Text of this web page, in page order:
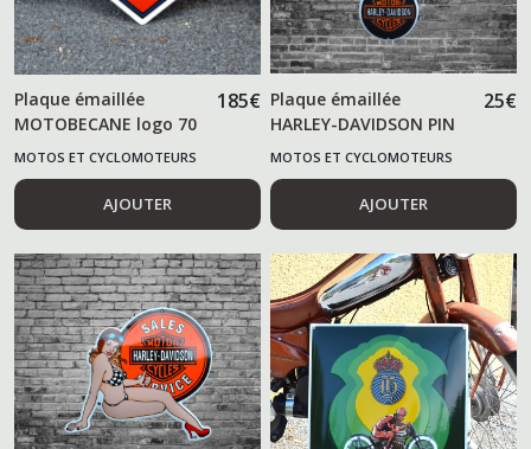
Plaque émaillée
MOTOBECANE logo 70
cm
185€
MOTOS ET CYCLOMOTEURS
AJOUTER
Plaque émaillée
HARLEY-DAVIDSON PIN
UP 2
25€
MOTOS ET CYCLOMOTEURS
AJOUTER